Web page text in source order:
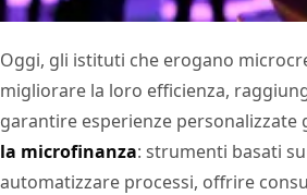
Oggi, gli istituti che erogano
migliorare la loro efficienza,
garantire esperienze personalizzate
la microfinanza: strumenti basati
automatizzare processi, offrire